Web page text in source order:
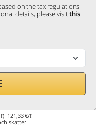
on the tax regulations
details, please visitthis
121,33 €/ℓ
skatter